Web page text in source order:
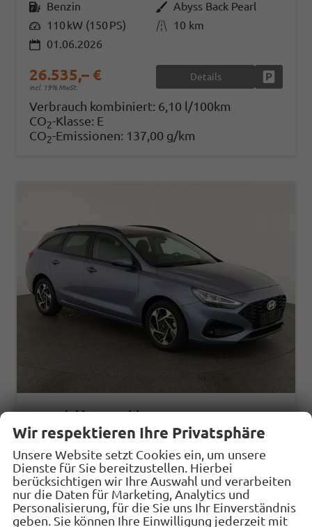
Kraftstoff Benzin AußenfarbeAbyss Back Pearl
Leistung 110 kW (150 PS) Kilometerstand 10 km
01.06.2026
26.535,– €
incl. 19% MwSt.
Details
Verbrauch kombiniert: 6,10 l/100km
CO2-Klasse: E
CO2-Emissionen: 137,00 g/km
Hyundai i30 Kombi
unverbindliche Lieferzeit: Fahrzeug mit Tageszulassung
Fahrzeugnr.33207 GetriebeAutomatik
KraftstoffBenzin Außenfarbe
Meta Blue Pearl
Leistung110 kW (150 PS) Kilometerstand10 km
Wir respektieren Ihre Privatsphäre
Unsere Website setzt Cookies ein, um unsere
Dienste für Sie bereitzustellen. Hierbei
berücksichtigen wir Ihre Auswahl und verarbeiten
nur die Daten für Marketing, Analytics und
Personalisierung, für die Sie uns Ihr Einverständnis
geben. Sie können Ihre Einwilligung jederzeit mit